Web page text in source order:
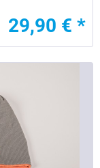
29,90 € *